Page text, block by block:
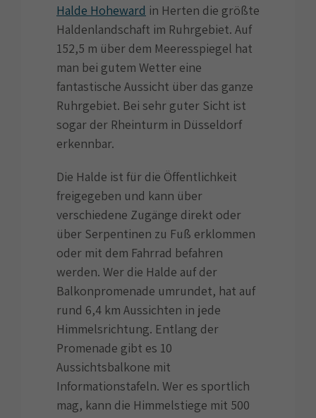
Halde Hoheward in Herten die größte
Haldenlandschaft im Ruhrgebiet. Auf
152,5 m über dem Meeresspiegel hat
man bei gutem Wetter eine
fantastische Aussicht über das ganze
Ruhrgebiet. Bei sehr guter Sicht ist
sogar der Rheinturm in Düsseldorf
erkennbar.
Die Halde ist für die Öffentlichkeit
freigegeben und kann über
verschiedene Zugänge direkt oder
über Serpentinen zu Fuß erklommen
oder mit dem Fahrrad befahren
werden. Wer die Halde auf der
Balkonpromenade umrundet, hat auf
rund 6,4 km Aussichten in jede
Himmelsrichtung. Entlang der
Promenade gibt es 10
Aussichtsbalkone mit
Informationstafeln. Wer es sportlich
mag, kann die Himmelstiege mit 500